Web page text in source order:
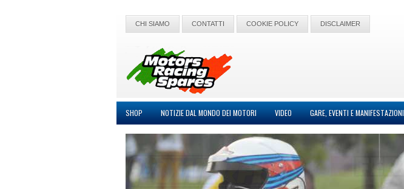
CHI SIAMO CONTATTI COOKIE POLICY DISCLAIMER
SHOP NOTIZIE DAL MONDO DEI MOTORI VIDEO GARE, EVENTI E MANIFESTAZIONI